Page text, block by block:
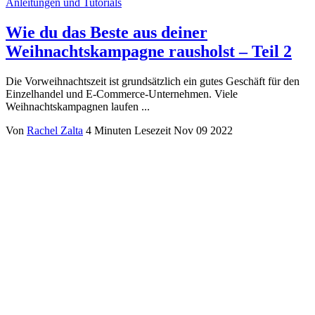
Anleitungen und Tutorials
Wie du das Beste aus deiner
Weihnachtskampagne rausholst – Teil 2
Die Vorweihnachtszeit ist grundsätzlich ein gutes Geschäft für den
Einzelhandel und E-Commerce-Unternehmen. Viele
Weihnachtskampagnen laufen ...
Von Rachel Zalta 4 Minuten Lesezeit Nov 09 2022